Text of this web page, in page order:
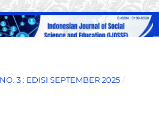
3 : EDISI SEPTEMBER 2025 /